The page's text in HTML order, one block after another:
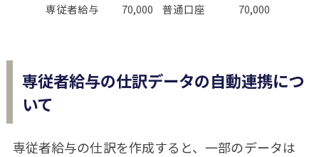
専従者給与
70,000 普通口座 70,000
専従者給与の仕訳データの自動連携につ
いて
専従者給与の仕訳を作成すると、一部のデータは